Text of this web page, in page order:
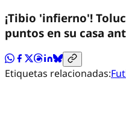
¡Tibio 'infierno'!
puntos en su casa
Etiquetas relacionadas: